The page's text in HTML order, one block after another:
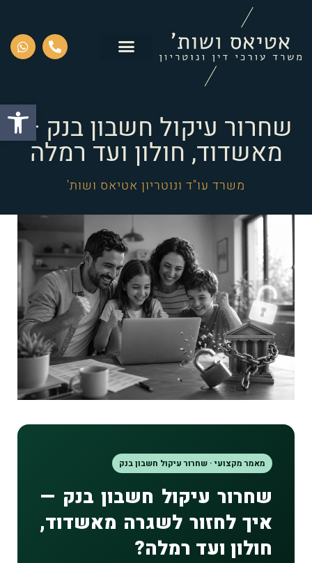
פתח
שחרור עיקול חשבון בנק —
מאשדוד, חולון ועד רמלה
משרד עו"ד ונוטריון אטיאס ושות'
מאמר מקצועי · שחרור עיקול חשבון בנק
שחרור עיקול חשבון בנק —
איך לחזור לשגרה מאשדוד,
חולון ועד רמלה?